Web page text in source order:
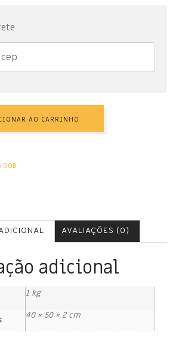
AO CARRINHO
GOB
AVALIAÇÕES (0)
adicional
1 kg
40 × 50 × 2 cm